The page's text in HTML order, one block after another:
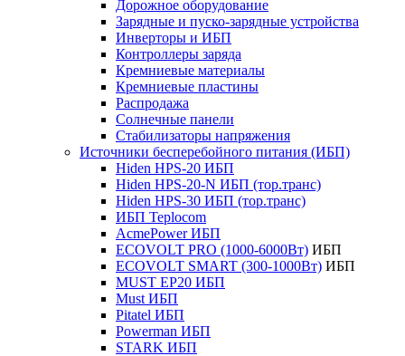
Дорожное оборудование
Зарядные и пуско-зарядные устройства
Инверторы и ИБП
Контроллеры заряда
Кремниевые материалы
Кремниевые пластины
Распродажа
Солнечные панели
Стабилизаторы напряжения
Источники бесперебойного питания (ИБП)
Hiden HPS-20 ИБП
Hiden HPS-20-N ИБП (тор.транс)
Hiden HPS-30 ИБП (тор.транс)
ИБП Teplocom
AcmePower ИБП
ECOVOLT PRO (1000-6000Вт) ИБП
ECOVOLT SMART (300-1000Вт) ИБП
MUST EP20 ИБП
Must ИБП
Pitatel ИБП
Powerman ИБП
STARK ИБП